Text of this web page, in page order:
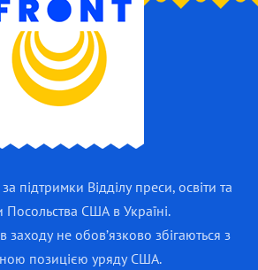
підтримки Відділу преси, освіти та
Посольства США в Україні.
заходу не обов’язково збігаються з
позицією уряду США.